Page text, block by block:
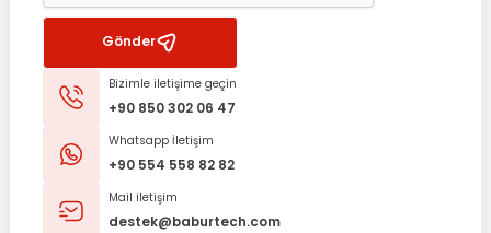
Gönder
Bizimle iletişime geçin
+90 850 302 06 47
Whatsapp İletişim
+90 554 558 82 82
Mail iletişim
destek@baburtech.com